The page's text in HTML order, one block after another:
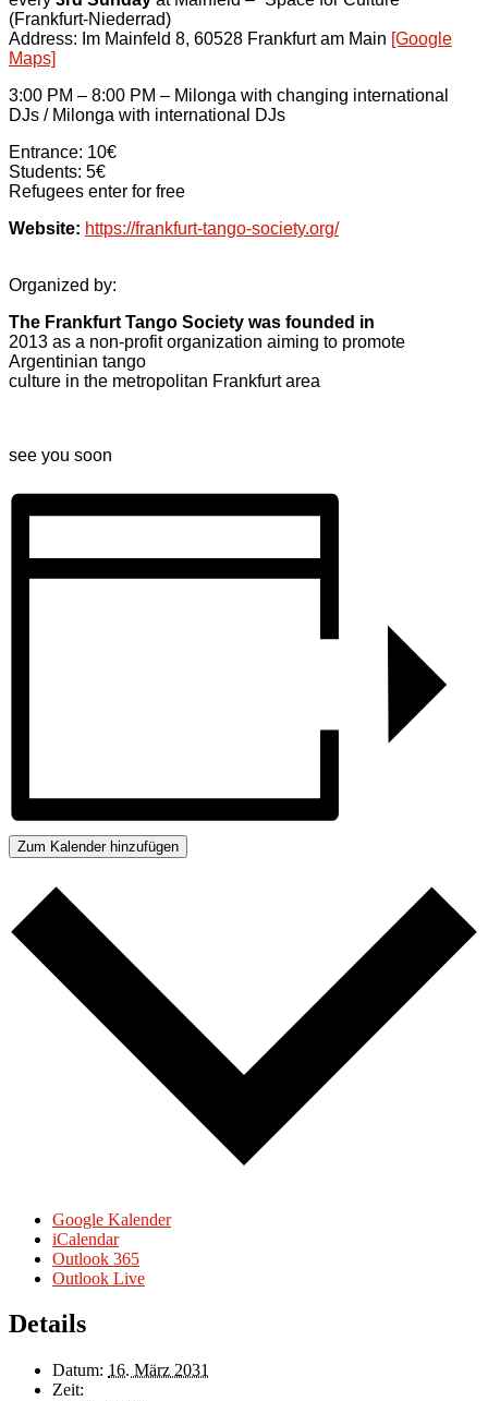
(Frankfurt-Niederrad)
Address: Im Mainfeld 8, 60528 Frankfurt am Main [Google
Maps]
3:00 PM – 8:00 PM – Milonga with changing international
DJs / Milonga with international DJs
Entrance: 10€
Students: 5€
Refugees enter for free
Website: https://frankfurt-tango-society.org/
Organized by:
The Frankfurt Tango Society was founded in
2013 as a non-profit organization aiming to promote
Argentinian tango
culture in the metropolitan Frankfurt area
see you soon
Zum Kalender hinzufügen
Google Kalender
iCalendar
Outlook 365
Outlook Live
Details
Datum: 16. März 2031
Zeit: